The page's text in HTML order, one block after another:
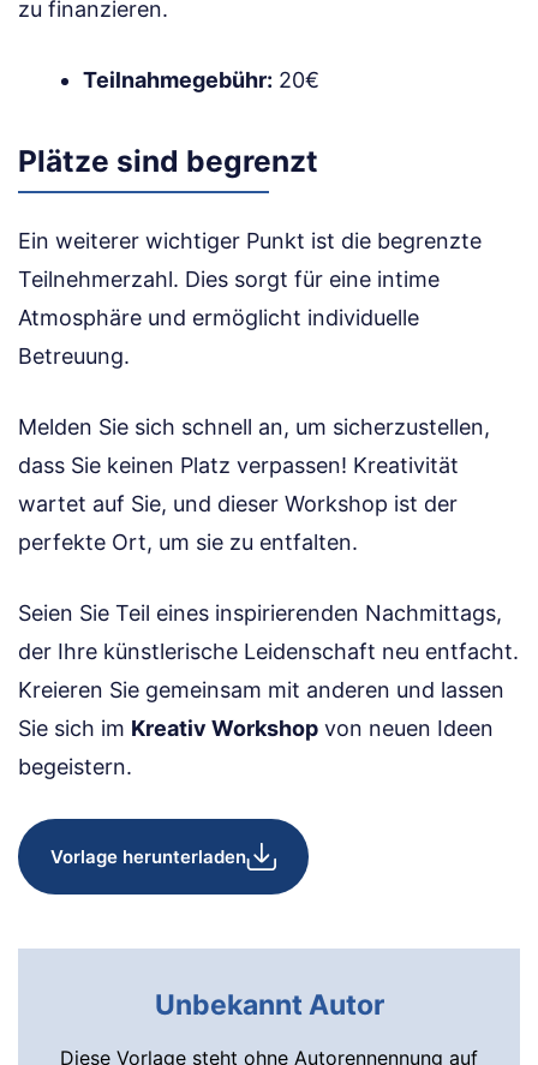
zu finanzieren.
Teilnahmegebühr: 20€
Plätze sind begrenzt
Ein weiterer wichtiger Punkt ist die begrenzte
Teilnehmerzahl. Dies sorgt für eine intime
Atmosphäre und ermöglicht individuelle
Betreuung.
Melden Sie sich schnell an, um sicherzustellen,
dass Sie keinen Platz verpassen! Kreativität
wartet auf Sie, und dieser Workshop ist der
perfekte Ort, um sie zu entfalten.
Seien Sie Teil eines inspirierenden Nachmittags,
der Ihre künstlerische Leidenschaft neu entfacht.
Kreieren Sie gemeinsam mit anderen und lassen
Sie sich im Kreativ Workshop von neuen Ideen
begeistern.
Vorlage herunterladen
Unbekannt Autor
Diese Vorlage steht ohne Autorennennung auf